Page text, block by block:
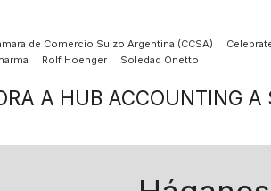
de Comercio Suizo Argentina (CCSA)
Rolf Hoenger Soledad Onetto